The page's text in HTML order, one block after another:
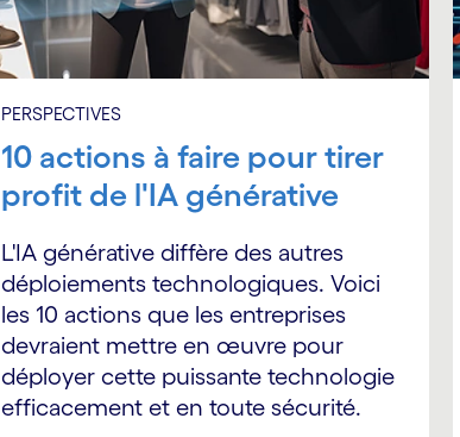
PERSPECTIVES
10 actions à faire pour tirer
profit de l'IA générative
L'IA générative diffère des autres
déploiements technologiques. Voici
les 10 actions que les entreprises
devraient mettre en œuvre pour
déployer cette puissante technologie
efficacement et en toute sécurité.